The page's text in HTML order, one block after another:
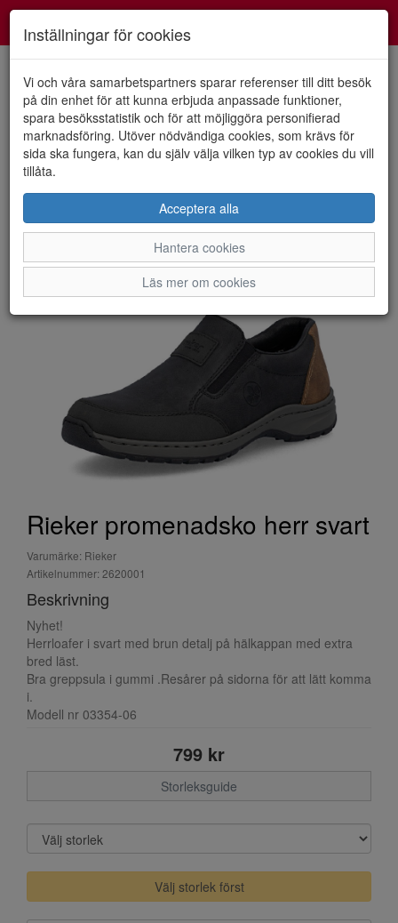
HEM RIEKER
Rieker promenadsko herr svart
Varumärke: Rieker
Artikelnummer: 2620001
Beskrivning
Nyhet!
Herrloafer i svart med brun detalj på hälkappan med extra
bred läst.
Bra greppsula i gummi .Resårer på sidorna för att lätt komma
i.
Modell nr 03354-06
799 kr
Storleksguide
Välj storlek först
Inställningar för cookies
Vi och våra samarbetspartners sparar referenser till ditt besök
på din enhet för att kunna erbjuda anpassade funktioner,
spara besöksstatistik och för att möjliggöra personifierad
marknadsföring. Utöver nödvändiga cookies, som krävs för
sida ska fungera, kan du själv välja vilken typ av cookies du vill
tillåta.
Acceptera alla
Hantera cookies
Läs mer om cookies